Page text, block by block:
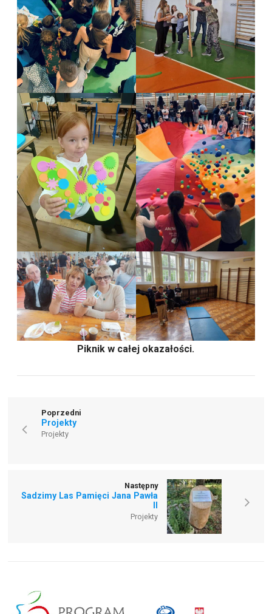
Piknik w całej okazałości.
Poprzedni
Projekty
Projekty
Następny
Sadzimy Las Pamięci Jana Pawła
Projekty